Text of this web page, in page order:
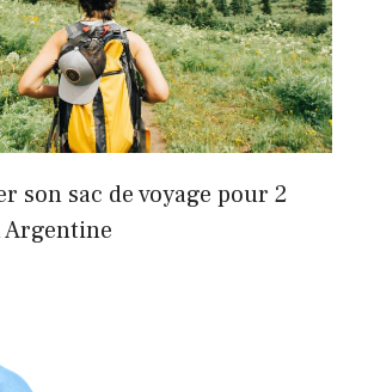
son sac de voyage pour 2
Argentine